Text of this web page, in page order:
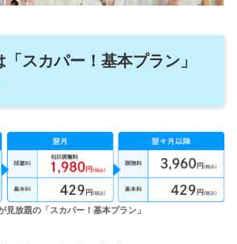
スカパー！基本プラン」
見放題の「スカパー！基本プラン」